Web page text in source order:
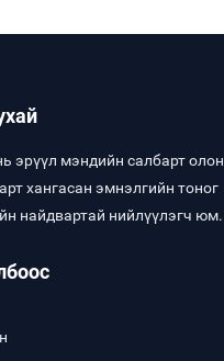
эрүүл мэндийн салбарт олон
хангасан эмнэлгийн тоног
найдвартай нийлүүлэгч юм.